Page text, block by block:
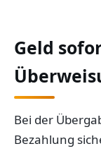
Geld
Bei der
Bezahlung